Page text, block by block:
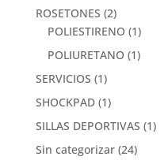
ROSETONES (2)
POLIESTIRENO (1)
POLIURETANO (1)
SERVICIOS (1)
SHOCKPAD (1)
SILLAS DEPORTIVAS (1)
Sin categorizar (24)